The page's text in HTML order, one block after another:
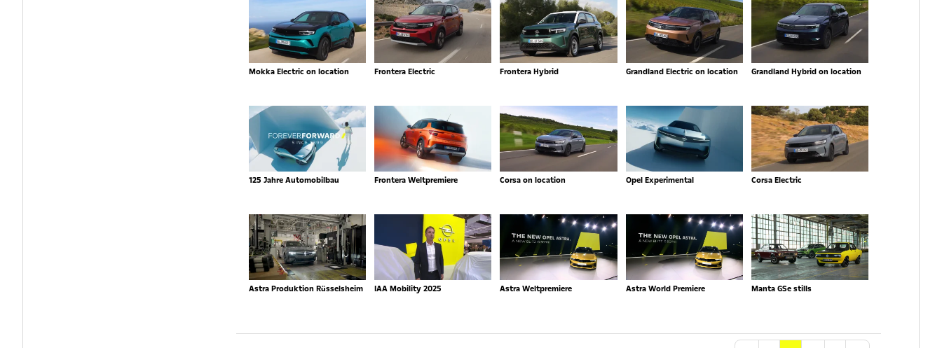
Mokka Electric on location Frontera Electric Frontera Hybrid Grandland Electric on location Grandland Hybrid on location
125 Jahre Automobilbau Frontera Weltpremiere Corsa on location Opel Experimental Corsa Electric
Astra Produktion Rüsselsheim IAA Mobility 2025 Astra Weltpremiere Astra World Premiere Manta GSe stills